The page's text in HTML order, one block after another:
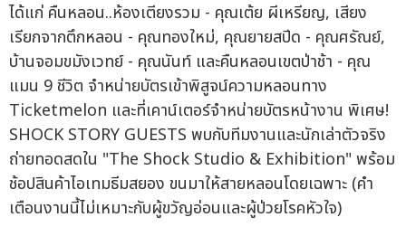
ได้แก่ คืนหลอน..ห้องเตียงรวม - คุณเต้ย ผีเหรียญ, เสียง
เรียกจากตึกหลอน - คุณทองใหม่, คุณยายสปีด - คุณศรัณย์,
บ้านจอมขมังเวทย์ - คุณนันท์ และคืนหลอนเขตป่าช้า - คุณ
แมน 9 ชีวิต จำหน่ายบัตรเข้าพิสูจน์ความหลอนทาง
Ticketmelon และที่เคาน์เตอร์จำหน่ายบัตรหน้างาน พิเศษ!
SHOCK STORY GUESTS พบกับทีมงานและนักเล่าตัวจริง
ถ่ายทอดสดใน "The Shock Studio & Exhibition" พร้อม
ช้อปสินค้าไอเทมธีมสยอง ขนมาให้สายหลอนโดยเฉพาะ (คำ
เตือนงานนี้ไม่เหมาะกับผู้ขวัญอ่อนและผู้ป่วยโรคหัวใจ)